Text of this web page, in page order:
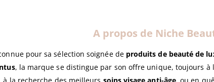
A propos de Niche
pour sa sélection soignée de produits de beauté de
, la marque se distingue par son offre unique, toujours à